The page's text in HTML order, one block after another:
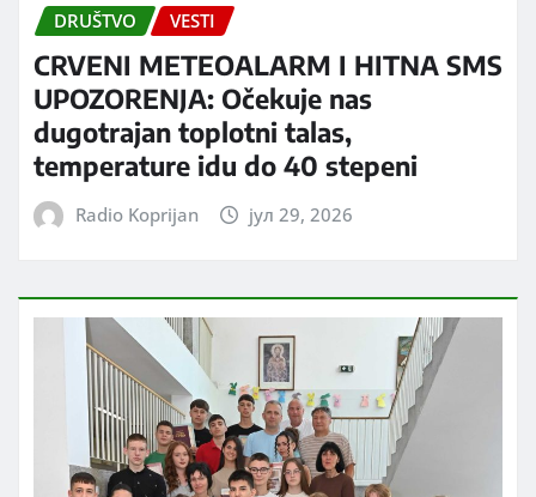
DRUŠTVO VESTI
CRVENI METEOALARM I HITNA SMS
UPOZORENJA: Očekuje nas
dugotrajan toplotni talas,
temperature idu do 40 stepeni
Radio Koprijan јул 29, 2026